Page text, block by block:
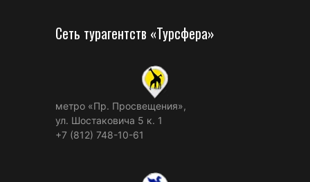
Сеть турагентств «Турсфера»
метро «Пр. Просвещения»,
ул. Шостаковича 5 к. 1
+7 (812) 748-10-61